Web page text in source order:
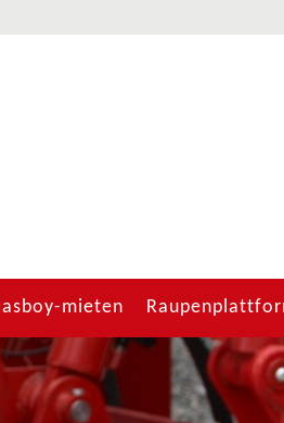
mieten